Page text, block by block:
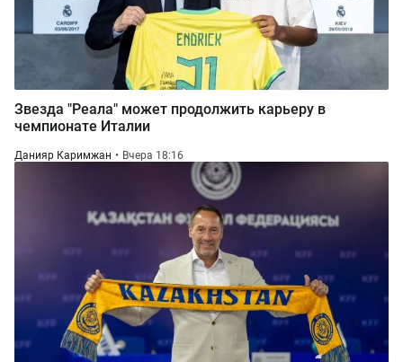
Звезда "Реала" может продолжить карьеру в
чемпионате Италии
Данияр Каримжан Вчера 18:16